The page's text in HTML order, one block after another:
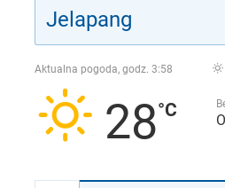
Aktualna pogoda, godz. 3:58
28